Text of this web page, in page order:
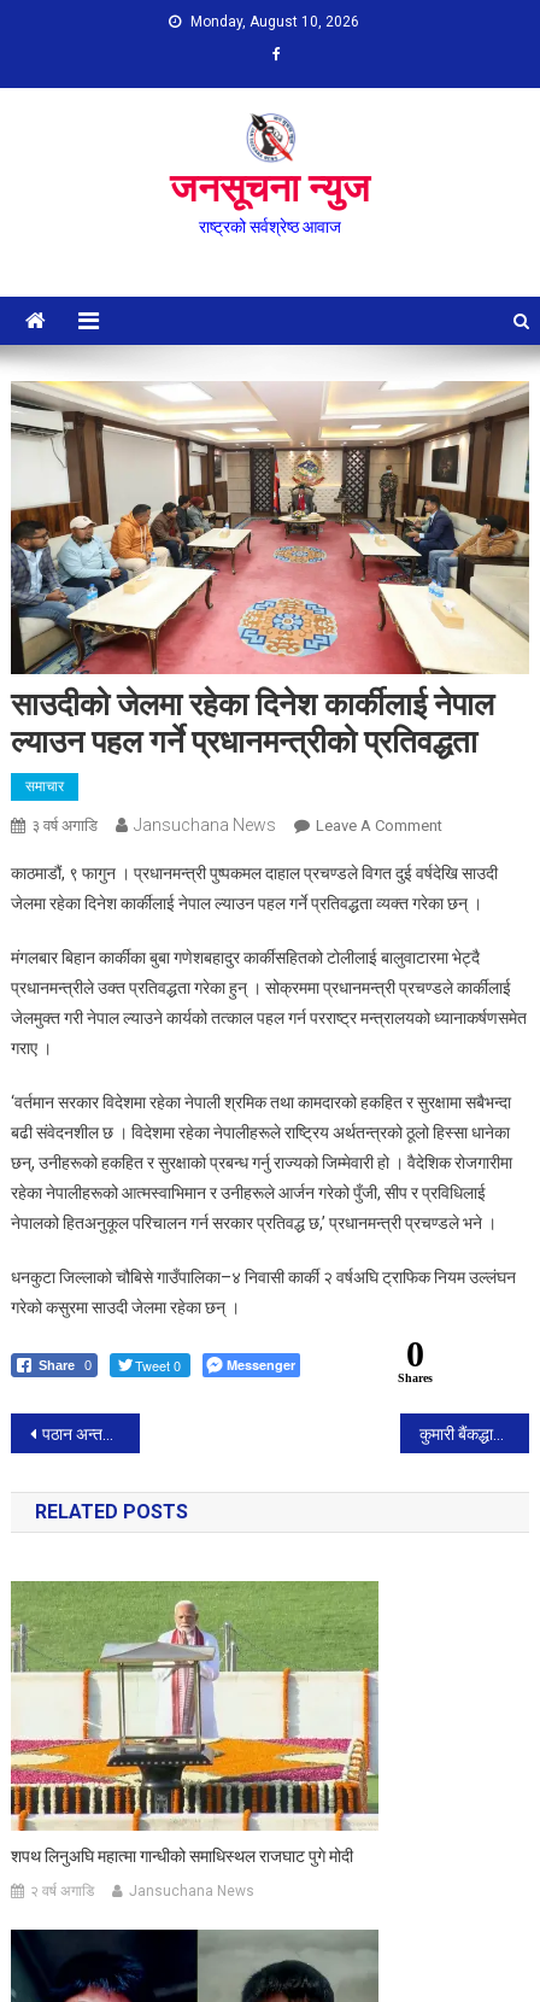
Monday, August 10, 2026
जनसूचना न्युज
राष्ट्रको सर्वश्रेष्ठ आवाज
साउदीको जेलमा रहेका दिनेश कार्कीलाई नेपाल
ल्याउन पहल गर्ने प्रधानमन्त्रीको प्रतिवद्धता
समाचार
३ वर्ष अगाडि Jansuchana News Leave A CommentOn
जेलमा
रहेका
कार्कीलाई
नेपाल
ल्याउन
प्रधानमन्त्रीको
प्रतिवद्धता
काठमाडौं, ९ फागुन । प्रधानमन्त्री पुष्पकमल दाहाल प्रचण्डले विगत दुई वर्षदेखि साउदी
जेलमा रहेका दिनेश कार्कीलाई नेपाल ल्याउन पहल गर्ने प्रतिवद्धता व्यक्त गरेका छन् ।
मंगलबार बिहान कार्कीका बुबा गणेशबहादुर कार्कीसहितको टोलीलाई बालुवाटारमा भेट्दै
प्रधानमन्त्रीले उक्त प्रतिवद्धता गरेका हुन् । सोक्रममा प्रधानमन्त्री प्रचण्डले कार्कीलाई
जेलमुक्त गरी नेपाल ल्याउने कार्यको तत्काल पहल गर्न परराष्ट्र मन्त्रालयको ध्यानाकर्षणसमेत
गराए ।
‘वर्तमान सरकार विदेशमा रहेका नेपाली श्रमिक तथा कामदारको हकहित र सुरक्षामा सबैभन्दा
बढी संवेदनशील छ । विदेशमा रहेका नेपालीहरूले राष्ट्रिय अर्थतन्त्रको ठूलो हिस्सा धानेका
छन्, उनीहरूको हकहित र सुरक्षाको प्रबन्ध गर्नु राज्यको जिम्मेवारी हो । वैदेशिक रोजगारीमा
रहेका नेपालीहरूको आत्मस्वाभिमान र उनीहरूले आर्जन गरेको पुँजी, सीप र प्रविधिलाई
नेपालको हितअनुकूल परिचालन गर्न सरकार प्रतिवद्ध छ,’ प्रधानमन्त्री प्रचण्डले भने ।
धनकुटा जिल्लाको चौबिसे गाउँपालिका–४ निवासी कार्की २ वर्षअघि ट्राफिक नियम उल्लंघन
गरेको कसुरमा साउदी जेलमा रहेका छन् ।
Share 0 Tweet 0 Messenger 0
Shares
Post
navigation
पठान अन्ततः एक हजार करोड क्लबमा पुग्ने निश्चित कुमारी बैंकद्धारा संस्थापक बुढाथोकीको सेयर बिक्रिको घोषणा
RELATED POSTS
शपथ लिनुअघि महात्मा गान्धीको समाधिस्थल राजघाट पुगे मोदी
२ वर्ष अगाडि Jansuchana News